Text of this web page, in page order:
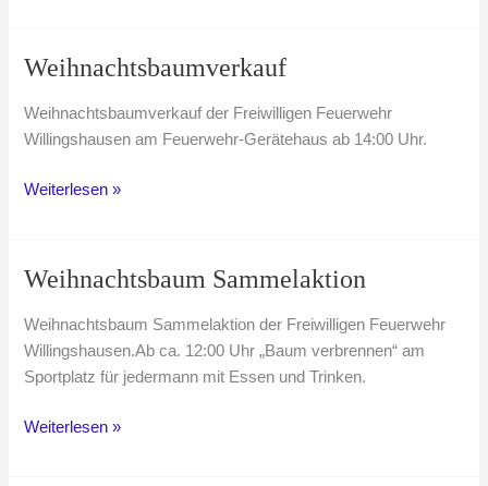
Weihnachtsbaumverkauf
Weihnachtsbaumverkauf der Freiwilligen Feuerwehr
Willingshausen am Feuerwehr-Gerätehaus ab 14:00 Uhr.
Weihnachtsbaumverkauf
Weiterlesen »
Weihnachtsbaum Sammelaktion
Weihnachtsbaum Sammelaktion der Freiwilligen Feuerwehr
Willingshausen.Ab ca. 12:00 Uhr „Baum verbrennen“ am
Sportplatz für jedermann mit Essen und Trinken.
Weihnachtsbaum
Weiterlesen »